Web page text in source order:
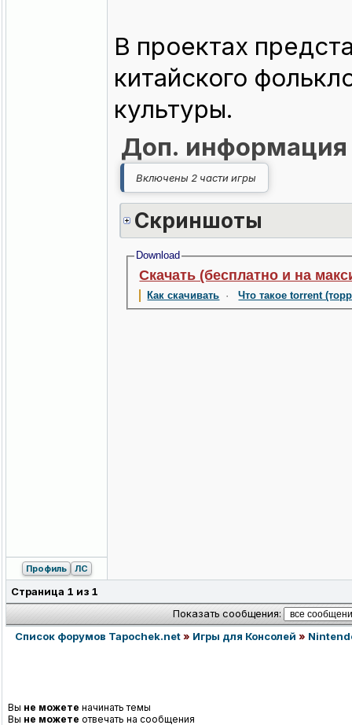
В проектах
китайского
культуры.
Доп. информация
Включены 2 части игры
Скриншоты
Download
Скачать (бесплатно и на
Как скачивать ·Что такое torrent
Профиль ЛС
Страница 1 из 1
Показать сообщения:
Список форумов Tapochek.net» Игры для Консолей »
Вы не можете начинать темы
Вы не можете отвечать на сообщения